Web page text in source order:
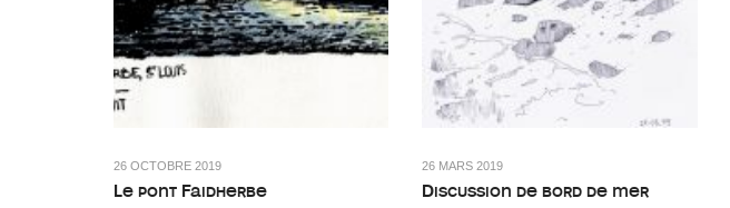
26 OCTOBRE 2019
Le pont Faidherbe
26 MARS 2019
Discussion de bord de mer